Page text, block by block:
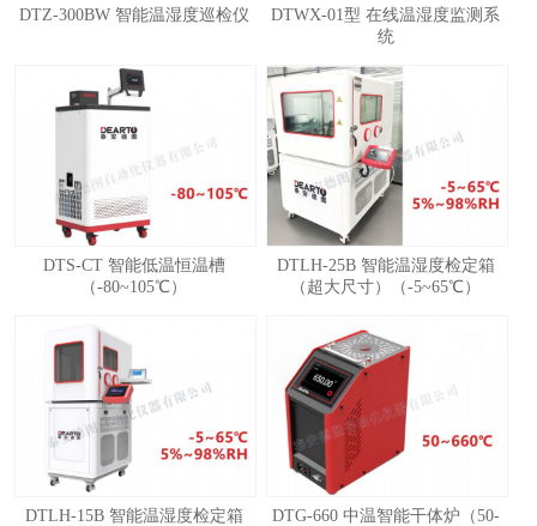
3 4
DTZ-300BW 智能温湿度巡检仪
DTWX-01型 在线温湿度监测系
统
DTS-CT 智能低温恒温槽
（-80~105℃）
DTLH-25B 智能温湿度检定箱
（超大尺寸）（-5~65℃）
DTLH-15B 智能温湿度检定箱
DTG-660 中温智能干体炉（50-